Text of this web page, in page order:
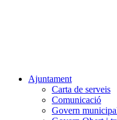
Ajuntament
Carta de serveis
Comunicació
Govern